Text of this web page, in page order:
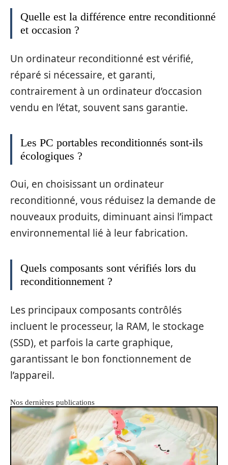
Quelle est la différence entre reconditionné
et occasion ?
Un ordinateur reconditionné est vérifié,
réparé si nécessaire, et garanti,
contrairement à un ordinateur d’occasion
vendu en l’état, souvent sans garantie.
Les PC portables reconditionnés sont-ils
écologiques ?
Oui, en choisissant un ordinateur
reconditionné, vous réduisez la demande de
nouveaux produits, diminuant ainsi l’impact
environnemental lié à leur fabrication.
Quels composants sont vérifiés lors du
reconditionnement ?
Les principaux composants contrôlés
incluent le processeur, la RAM, le stockage
(SSD), et parfois la carte graphique,
garantissant le bon fonctionnement de
l’appareil.
Nos dernières publications